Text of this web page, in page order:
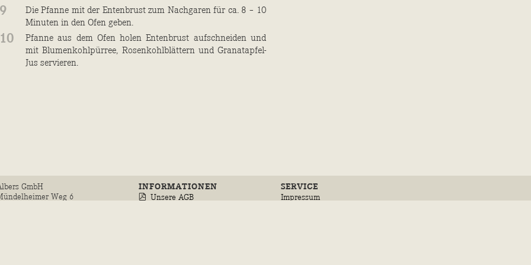
9
Die Pfanne mit der Entenbrust zum Nachgaren für ca. 8 – 10
Minuten in den Ofen geben.
10
Pfanne aus dem Ofen holen Entenbrust aufschneiden und
mit Blumenkohlpürree, Rosenkohlblättern und Granatapfel-
Jus servieren.
GmbH
Weg 6
INFORMATIONEN
Unsere AGB
SERVICE
Impressum